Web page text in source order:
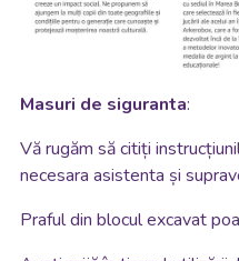
Masuri de siguranta:
Vă rugăm să citiți
necesara asistenta și
Praful din blocul excavat